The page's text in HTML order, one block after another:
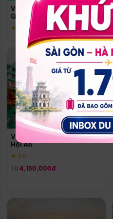
Vinpearl Resort & Spa Phu
Quoc
★ 5.0
Vinpearl Resort & Golf Nam
Hội An
★ 5.0
Từ 4,150,000đ